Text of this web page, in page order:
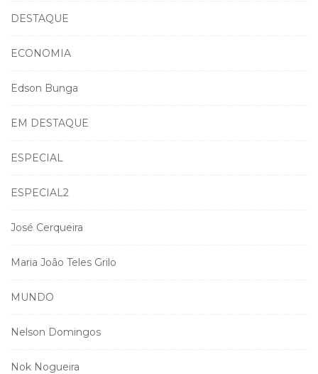
DESTAQUE
ECONOMIA
Edson Bunga
EM DESTAQUE
ESPECIAL
ESPECIAL2
José Cerqueira
Maria João Teles Grilo
MUNDO
Nelson Domingos
Nok Nogueira